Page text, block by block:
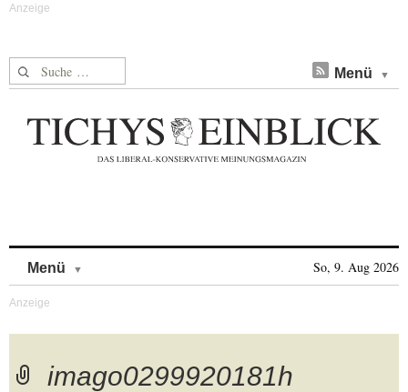
Suche nach: Menü
Menü So, 9. Aug 2026
imago0299920181h